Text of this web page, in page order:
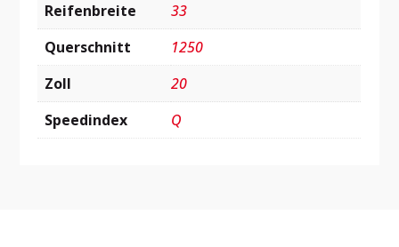
Reifenbreite
33
Querschnitt
1250
Zoll
20
Speedindex
Q